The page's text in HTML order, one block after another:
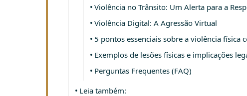
Violência no Trânsito: Um Alerta para a
Violência Digital: A Agressão Virtual
5 pontos essenciais sobre a violência física
Exemplos de lesões físicas e implicações
Perguntas Frequentes (FAQ)
Leia também: